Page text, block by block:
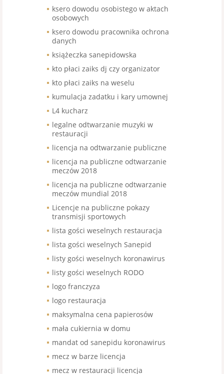
ksero dowodu osobistego w aktach
osobowych
ksero dowodu pracownika ochrona
danych
książeczka sanepidowska
kto płaci zaiks dj czy organizator
kto płaci zaiks na weselu
kumulacja zadatku i kary umownej
L4 kucharz
legalne odtwarzanie muzyki w
restauracji
licencja na odtwarzanie publiczne
licencja na publiczne odtwarzanie
meczów 2018
licencja na publiczne odtwarzanie
meczów mundial 2018
Licencje na publiczne pokazy
transmisji sportowych
lista gości weselnych restauracja
lista gości weselnych Sanepid
listy gości weselnych koronawirus
listy gości weselnych RODO
logo franczyza
logo restauracja
maksymalna cena papierosów
mała cukiernia w domu
mandat od sanepidu koronawirus
mecz w barze licencja
mecz w restauracji licencja